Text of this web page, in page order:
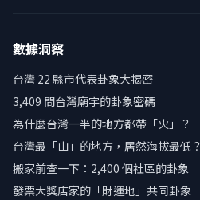
數據洞察
台灣 22 縣市代表卦象大揭密
3,409 間台灣廟宇的卦象密碼
為什麼台灣一半的地方都帶「火」？
台灣最「山」的地方，居然海拔最低？
搬家前查一下：2,400 個社區的卦象
發票大獎店家的「財運地」共同卦象